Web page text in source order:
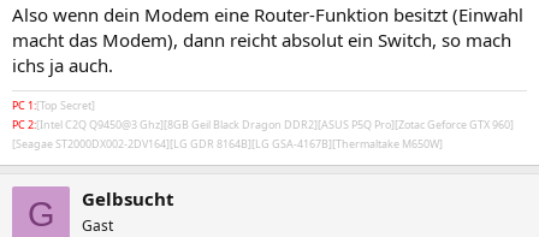
Also wenn dein Modem eine Router-Funktion besitzt (Einwahl
macht das Modem), dann reicht absolut ein Switch, so mach
ichs ja auch.
PC 1:[Top Secret]
PC 2:[Intel C2Q Q9450@3 Ghz][8GB Geil Black Dragon DDR2][ASUS P5Q Pro][Zotac Geforce GTX 960]
[Seagae ST2000DX002-2DV164][LG GDR 8164B][LG GSA-4167B][Thermaltake M650W]
G Gelbsucht
Gast